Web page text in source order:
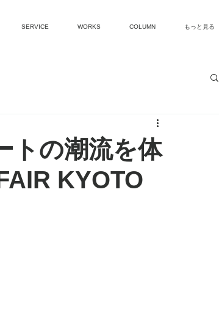
SERVICE WORKS COLUMN もっと見る
トの潮流を体
KYOTO